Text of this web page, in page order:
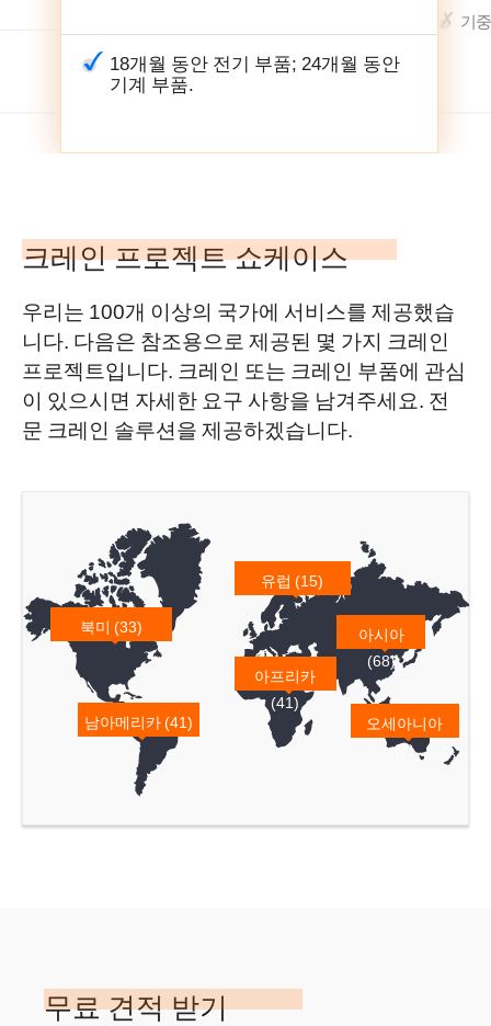
18개월 동안 전기 부품; 24개월 동안
기계 부품.
기
크레인 프로젝트 쇼케이스
우리는 100개 이상의 국가에 서비스를 제공했습
니다. 다음은 참조용으로 제공된 몇 가지 크레인
프로젝트입니다. 크레인 또는 크레인 부품에 관심
이 있으시면 자세한 요구 사항을 남겨주세요. 전
문 크레인 솔루션을 제공하겠습니다.
유럽 (15)
북미 (33)
아시아
(68)
아프리카
(41)
남아메리카 (41)
오세아니아
(7)
무료 견적 받기